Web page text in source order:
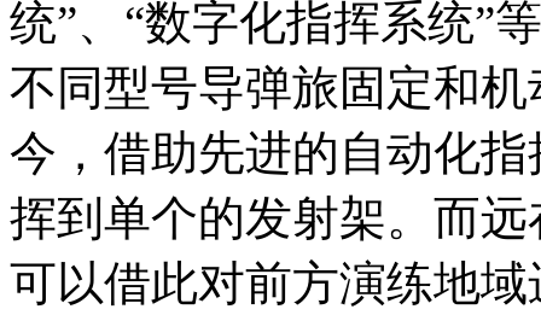
统”、“数字化指挥系统”
不同型号导弹旅固定和
今，借助先进的自动化
挥到单个的发射架。而
可以借此对前方演练地